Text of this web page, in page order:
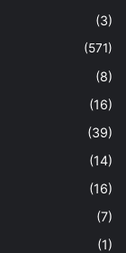
(3)
(571)
(8)
(16)
(39)
(14)
(16)
(7)
(1)